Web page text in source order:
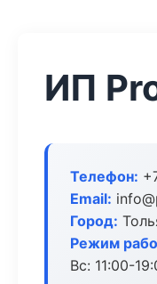
ИП
Телефон:
Email:
Город:
Режим
Вс: 11:00-